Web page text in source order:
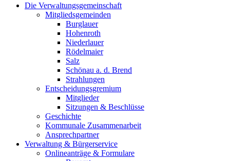
Die Verwaltungsgemeinschaft
Mitgliedsgemeinden
Burglauer
Hohenroth
Niederlauer
Rödelmaier
Salz
Schönau a. d. Brend
Strahlungen
Entscheidungsgremium
Mitglieder
Sitzungen & Beschlüsse
Geschichte
Kommunale Zusammenarbeit
Ansprechpartner
Verwaltung & Bürgerservice
Onlineanträge & Formulare